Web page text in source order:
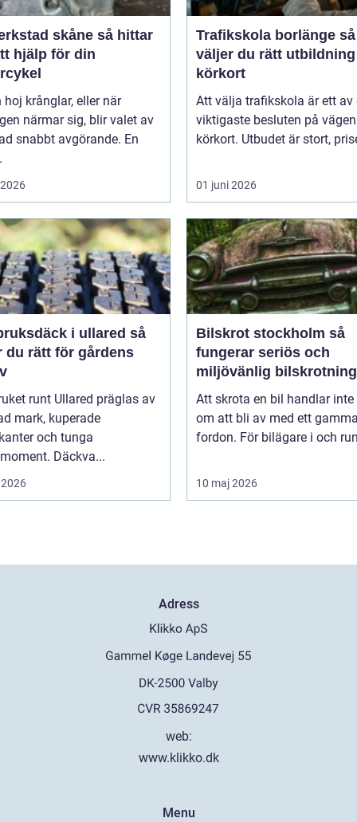
skåne så hittar
hjälp för din
hoj krånglar, eller när
närmar sig, blir valet av
snabbt avgörande. En
Trafikskola borlänge så
väljer du rätt
körkort
Att välja trafikskola är ett av
viktigaste besluten på
körkort. Utbudet är stort,
01 juni 2026
i ullared så
du rätt för gårdens
runt Ullared präglas av
mark, kuperade
och tunga
Däckva...
Bilskrot stockholm så
fungerar seriös och
miljövänlig bilskrotning
Att skrota en bil handlar inte
om att bli av med ett
fordon. För bilägare i och
10 maj 2026
Adress
web:
www.klikko.dk
Menu